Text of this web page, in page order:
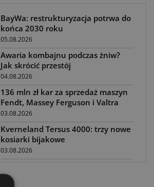
BayWa: restrukturyzacja potrwa do
końca 2030 roku
05.08.2026
Awaria kombajnu podczas żniw?
Jak skrócić przestój
04.08.2026
136 mln zł kar za sprzedaż maszyn
Fendt, Massey Ferguson i Valtra
03.08.2026
Kverneland Tersus 4000: trzy nowe
kosiarki bijakowe
03.08.2026
wyższą rentowność